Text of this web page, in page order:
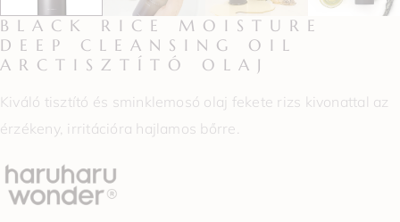
BLACK RICE MOISTURE
DEEP CLEANSING OIL
ARCTISZTÍTÓ OLAJ
Kiváló tisztító és sminklemosó olaj fekete rizs kivonattal az
érzékeny, irritációra hajlamos bőrre.